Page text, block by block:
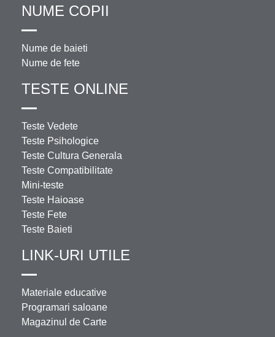
NUME COPII
Nume de baieti
Nume de fete
TESTE ONLINE
Teste Vedete
Teste Psihologice
Teste Cultura Generala
Teste Compatibilitate
Mini-teste
Teste Haioase
Teste Fete
Teste Baieti
LINK-URI UTILE
Materiale educative
Programari saloane
Magazinul de Carte